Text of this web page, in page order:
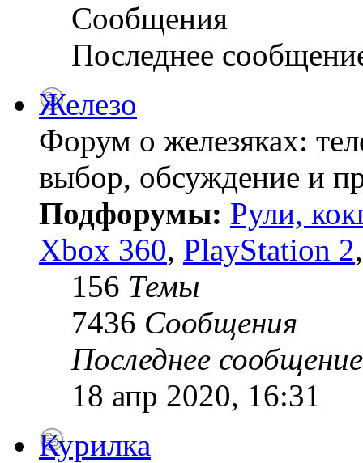
Сообщения
Последнее
Железо
Форум о железяках:
выбор, обсуждение и
Подфорумы: Рули,
Xbox 360, PlayStation 2
156 Темы
7436 Сообщения
Последнее сообщение
18 апр 2020, 16:31
Курилка